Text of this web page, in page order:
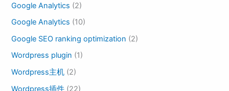
Google Analytics (2)
Google Analytics (10)
Google SEO ranking optimization (2)
Wordpress plugin (1)
Wordpress主机 (2)
Wordpress插件 (22)